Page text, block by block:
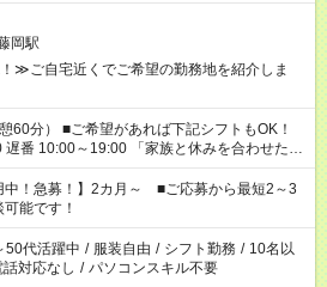
岡駅
≫ご自宅近くでご希望の勤務地を紹介しま
下記シフトもOK！
19:00 「家族と休みを合わせた
て夕飯の準備がしたい」 「できれば残業はし
望を教えてくださいね。 ※Wワーク希望
仕事で希望する勤務時間と、もう1つのお仕事
で週40時間を超える場合は応募できません。
中！急募！】2カ月～ ■ご応募から最短2～3
能です！
50代活躍中 / 服装自由 / シフト勤務 / 10名以
話対応なし / パソコンスキル不要